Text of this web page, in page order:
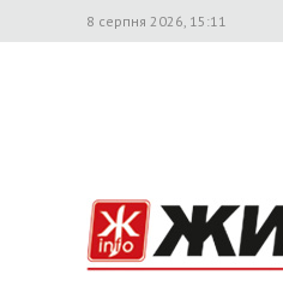
8 серпня 2026, 15:11